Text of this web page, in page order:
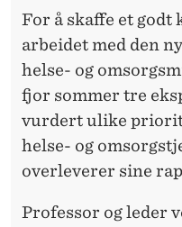
For å skaffe et
arbeidet med den
helse- og
fjor sommer tre
vurdert ulike
helse- og
overleverer sine
Professor og leder